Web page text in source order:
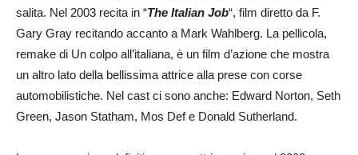
salita. Nel 2003 recita in “The Italian Job“, film diretto da F.
Gary Gray recitando accanto a Mark Wahlberg. La pellicola,
remake di Un colpo all’italiana, è un film d’azione che mostra
un altro lato della bellissima attrice alla prese con corse
automobilistiche. Nel cast ci sono anche: Edward Norton, Seth
Green, Jason Statham, Mos Def e Donald Sutherland.